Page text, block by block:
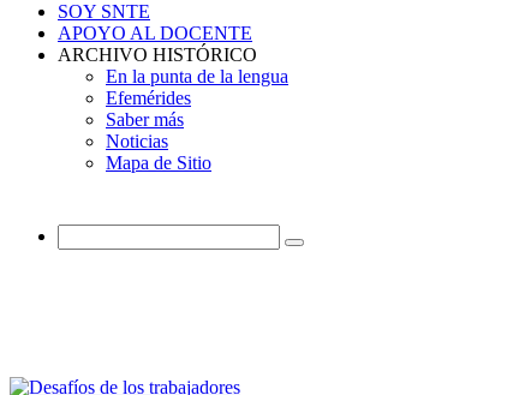
SOY SNTE
APOYO AL DOCENTE
ARCHIVO HISTÓRICO
En la punta de la lengua
Efemérides
Saber más
Noticias
Mapa de Sitio